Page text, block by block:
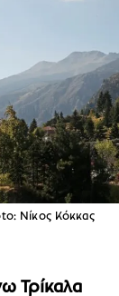
Νίκος Κόκκας
Τρίκαλα